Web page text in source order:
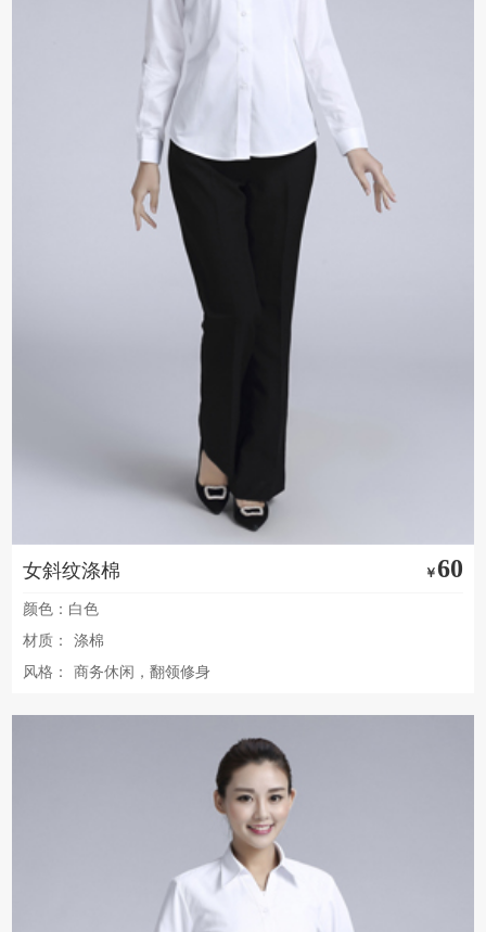
女斜纹涤棉 ￥60
颜色：白色
材质：
涤棉
风格：
商务休闲，翻领修身